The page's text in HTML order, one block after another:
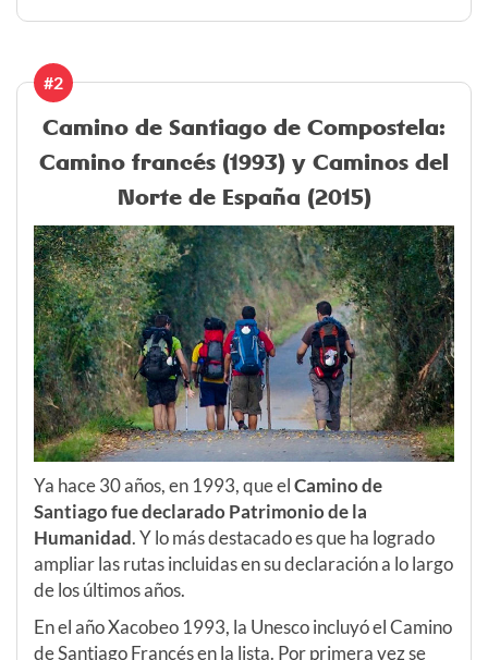
#2
Camino de Santiago de Compostela:
Camino francés (1993) y Caminos del
Norte de España (2015)
Ya hace 30 años, en 1993, que elCamino de
Santiago fue declarado Patrimonio de la
Humanidad. Y lo más destacado es que ha logrado
ampliar las rutas incluidas en su declaración a lo largo
de los últimos años.
En el año Xacobeo 1993, la Unesco incluyó el Camino
de Santiago Francés en la lista. Por primera vez se